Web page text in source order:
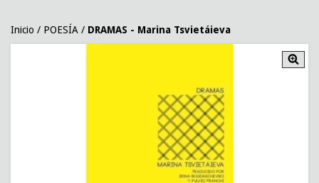
Inicio / POESÍA / DRAMAS - Marina Tsvietáieva